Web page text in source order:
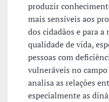
produzir
mais sensíveis aos
dos cidadãos e para a
qualidade de vida,
pessoas com
vulneráveis no
analisa as relações
especialmente as